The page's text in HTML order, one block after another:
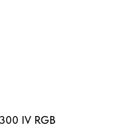
IV RGB